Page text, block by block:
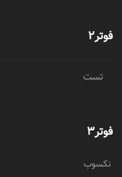
فوتر2
تست
فوتر3
نکسوب